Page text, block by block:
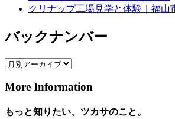
クリナップ工場見学と体験｜福山
バックナンバー
More Information
もっと知りたい、ツカサのこと。